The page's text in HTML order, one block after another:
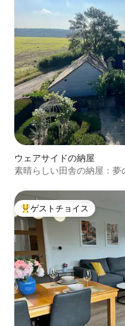
ウェアサイドの納屋
素晴らしい田舎の納屋：
大好評のゲストチョイスで
ゲストチョイス